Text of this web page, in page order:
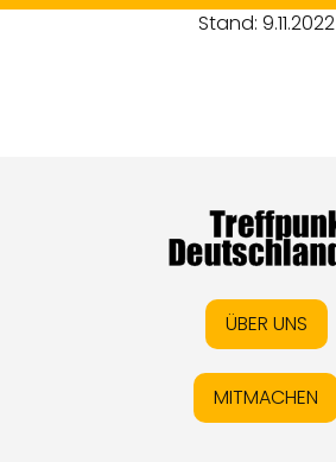
Stand: 9.11.2022
ÜBER UNS
MITMACHEN